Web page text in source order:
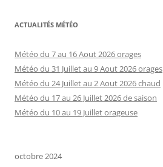
ACTUALITÉS MÉTÉO
Météo du 7 au 16 Aout 2026 orages
Météo du 31 Juillet au 9 Aout 2026 orages
Météo du 24 Juillet au 2 Aout 2026 chaud
Météo du 17 au 26 Juillet 2026 de saison
Météo du 10 au 19 Juillet orageuse
octobre 2024